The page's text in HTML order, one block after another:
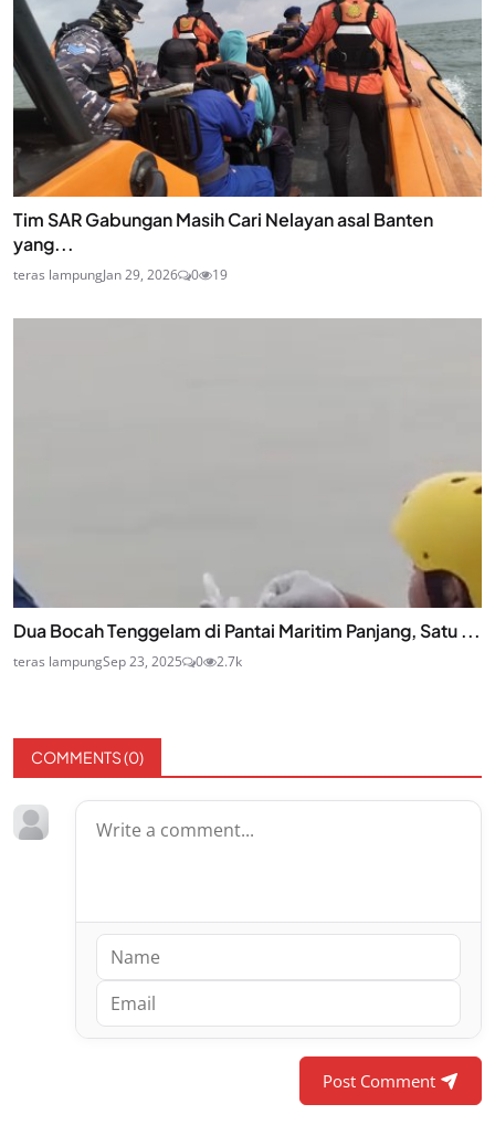
Tim SAR Gabungan Masih Cari Nelayan asal Banten
yang...
teras lampungJan 29, 2026 0 19
Dua Bocah Tenggelam di Pantai Maritim Panjang, Satu ...
teras lampungSep 23, 2025 0 2.7k
COMMENTS (0)
Post Comment